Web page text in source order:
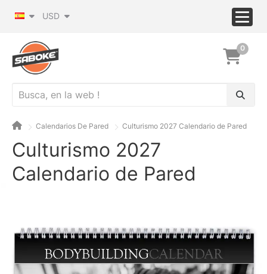
USD
0
Calendarios De Pared Culturismo 2027 Calendario de Pared
Culturismo 2027
Calendario de Pared